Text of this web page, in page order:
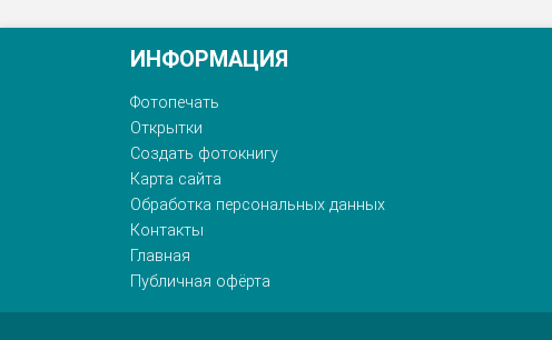
ИНФОРМАЦИЯ
Фотопечать
Открытки
Создать фотокнигу
Карта сайта
Обработка персональных данных
Контакты
Главная
Публичная офёрта